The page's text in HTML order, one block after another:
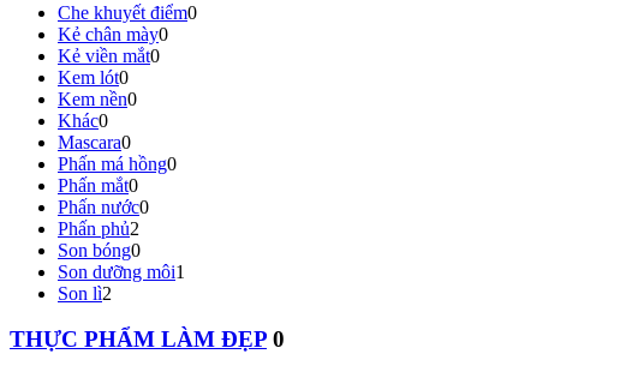
Che khuyết điểm0
Kẻ chân mày0
Kẻ viền mắt0
Kem lót0
Kem nền0
Khác0
Mascara0
Phấn má hồng0
Phấn mắt0
Phấn nước0
Phấn phủ2
Son bóng0
Son dưỡng môi1
Son lì2
THỰC PHẨM LÀM ĐẸP 0